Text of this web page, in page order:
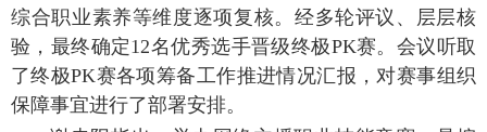
综合职业素养等维度逐项复核。 经多轮评议、层层核
验 ， 最终确定12名优秀选手晋级终极PK赛。 会议听取
了终极PK赛各项筹备工作推进情况汇报， 对赛事组织
保障事宜进行了部署安排。